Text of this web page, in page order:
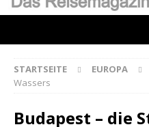
STARTSEITE EUROPA
Wassers
Budapest – die